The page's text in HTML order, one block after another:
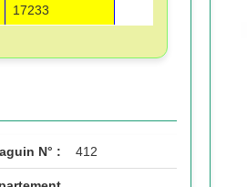
17233
N° : 412